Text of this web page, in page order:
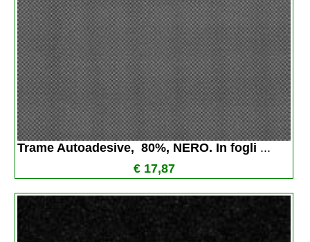
Trame Autoadesive,  80%, NERO. In fogli ...
€ 17,87